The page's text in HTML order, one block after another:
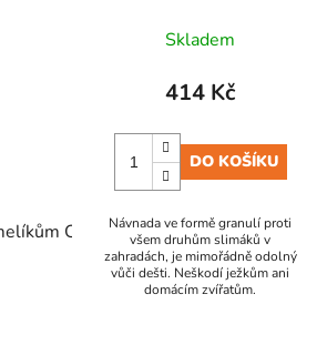
Chrysanthemum 500 ml/R
Skladem
414 Kč
DO KOŠÍKU
Návnada ve formě granulí proti
všem druhům slimáků v
zahradách, je mimořádně odolný
vůči dešti. Neškodí ježkům ani
domácím zvířatům.